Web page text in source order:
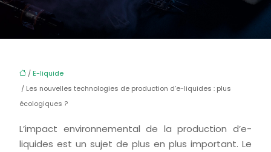
/ E-liquide
/ Les nouvelles technologies de production d’e-liquides : plus
écologiques ?
L’impact environnemental de la production d’e-
liquides est un sujet de plus en plus important. Le